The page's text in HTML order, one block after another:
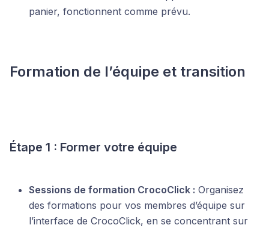
panier, fonctionnent comme prévu.
Formation de l’équipe et transition
Étape 1 : Former votre équipe
Sessions de formation CrocoClick : Organisez
des formations pour vos membres d’équipe sur
l’interface de CrocoClick, en se concentrant sur